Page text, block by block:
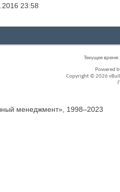
23:58
Текущее время:
Powered
Copyright © 2026
менеджмент», 1998–2023